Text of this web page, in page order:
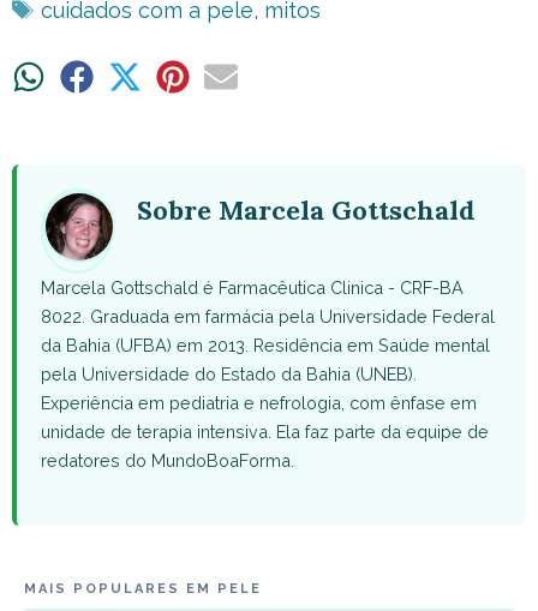
Tags
cuidados com a pele, mitos
ShareShare ShareShareShare
Sobre Marcela Gottschald
Marcela Gottschald é Farmacêutica Clinica - CRF-BA
8022. Graduada em farmácia pela Universidade Federal
da Bahia (UFBA) em 2013. Residência em Saúde mental
pela Universidade do Estado da Bahia (UNEB).
Experiência em pediatria e nefrologia, com ênfase em
unidade de terapia intensiva. Ela faz parte da equipe de
redatores do MundoBoaForma.
MAIS POPULARES EM PELE